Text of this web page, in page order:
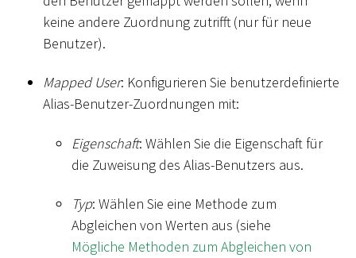
keine andere Zuordnung zutrifft (nur für neue
Benutzer).
Mapped User: Konfigurieren Sie benutzerdefinierte
Alias-Benutzer-Zuordnungen mit:
Eigenschaft: Wählen Sie die Eigenschaft für
die Zuweisung des Alias-Benutzers aus.
Typ: Wählen Sie eine Methode zum
Abgleichen von Werten aus (siehe
Mögliche Methoden zum Abgleichen von